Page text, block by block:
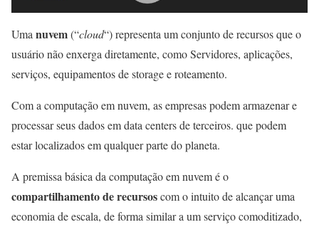
Uma nuvem(“cloud“) representa um conjunto de recursos que o
usuário não enxerga diretamente, como Servidores, aplicações,
serviços, equipamentos de storage e roteamento.
Com a computação em nuvem, as empresas podem armazenar e
processar seus dados em data centers de terceiros. que podem
estar localizados em qualquer parte do planeta.
A premissa básica da computação em nuvem é o
compartilhamento de recursoscom o intuito de alcançar uma
economia de escala, de forma similar a um serviço comoditizado,